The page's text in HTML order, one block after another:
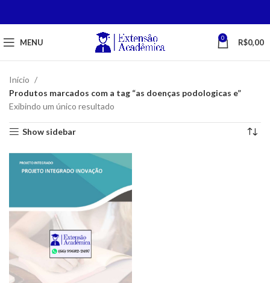
MENU 0 R$0,00
Início
Produtos marcados com a tag “as doenças podologicas e”
Exibindo um único resultado
Show sidebar